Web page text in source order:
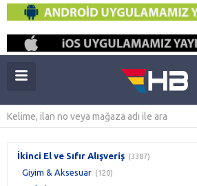
İkinci El ve Sıfır Alışveriş (3387)
Giyim & Aksesuar (120)